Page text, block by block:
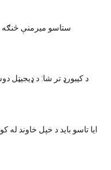
ستاسو میرمنې
د کیبورډ تر شا: د ډیجیټل
ایا تاسو باید د خپل خاوند له